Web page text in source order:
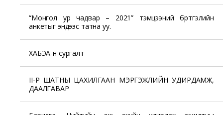
“Монгол ур чадвар – 2021” тэмцээний бүртгэлийн
анкетыг эндээс татна уу.
ХАБЭА-н сургалт
II-Р ШАТНЫ ЦАХИЛГААН МЭРГЭЖЛИЙН УДИРДАМЖ,
ДААЛГАВАР